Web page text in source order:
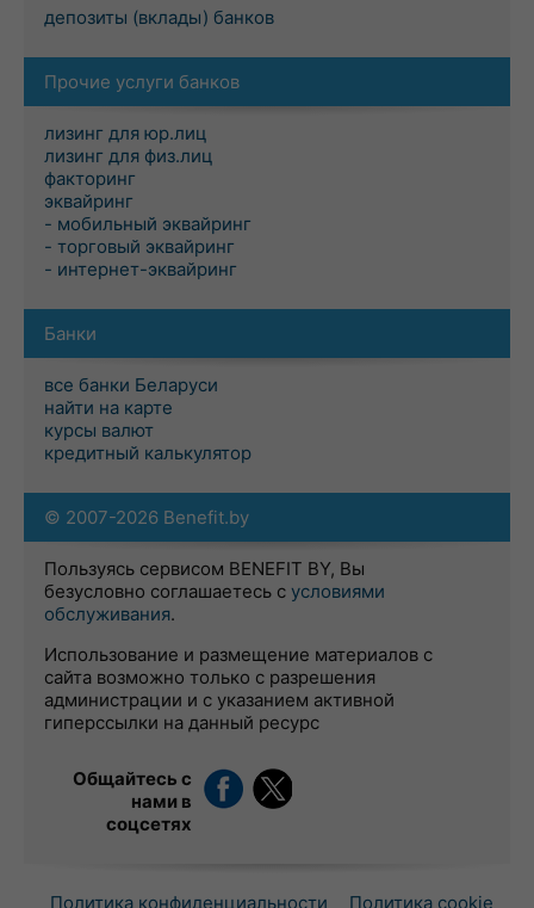
депозиты (вклады) банков
Прочие услуги банков
лизинг для юр.лиц
лизинг для физ.лиц
факторинг
эквайринг
- мобильный эквайринг
- торговый эквайринг
- интернет-эквайринг
Банки
все банки Беларуси
найти на карте
курсы валют
кредитный калькулятор
© 2007-2026 Benefit.by
Пользуясь сервисом BENEFIT BY, Вы
безусловно соглашаетесь с условиями
обслуживания.
Использование и размещение материалов с
сайта возможно только с разрешения
администрации и с указанием активной
гиперссылки на данный ресурс
Общайтесь с
нами в
соцсетях
Политика конфиденциальности Политика cookie